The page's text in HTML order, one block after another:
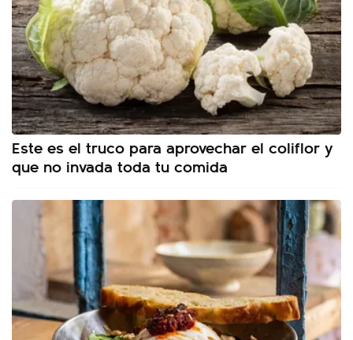
Este es el truco para aprovechar el coliflor y
que no invada toda tu comida